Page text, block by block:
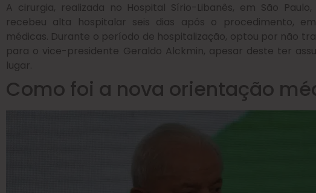
A cirurgia, realizada no Hospital Sírio-Libanês, em São
recebeu alta hospitalar seis dias após o procedimento,
médicas. Durante o período de hospitalização, optou por não
para o vice-presidente Geraldo Alckmin, apesar deste ter
lugar.
Como foi a nova orientação